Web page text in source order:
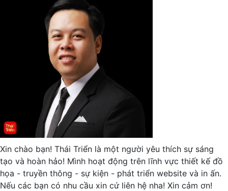
Xin chào bạn! Thái Triển là một người yêu thích sự sáng
tạo và hoàn hảo! Mình hoạt động trên lĩnh vực thiết kế đồ
họa - truyền thông - sự kiện - phát triển website và in ấn.
Nếu các bạn có nhu cầu xin cứ liên hệ nha! Xin cảm ơn!